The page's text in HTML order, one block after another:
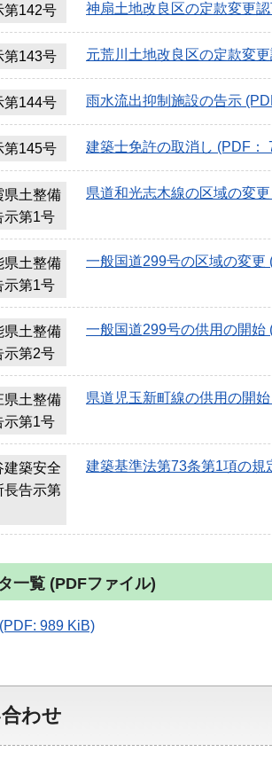
第142号 神扇土地改良区の定款変更
第143号 元荒川土地改良区の定款変
第144号 雨水流出抑制施設の告示
第145号 建築士免許の取消し (PDF：
県土整備
示第1号
県道和光志木線の区域の変
県土整備
示第1号
一般国道299号の区域の変更
県土整備
示第2号
一般国道299号の供用の開始
県土整備
示第1号
県道児玉新町線の供用の開
建築安全
長告示第
建築基準法第73条第1項の
一覧 (PDFファイル)
989 KiB)
わせ